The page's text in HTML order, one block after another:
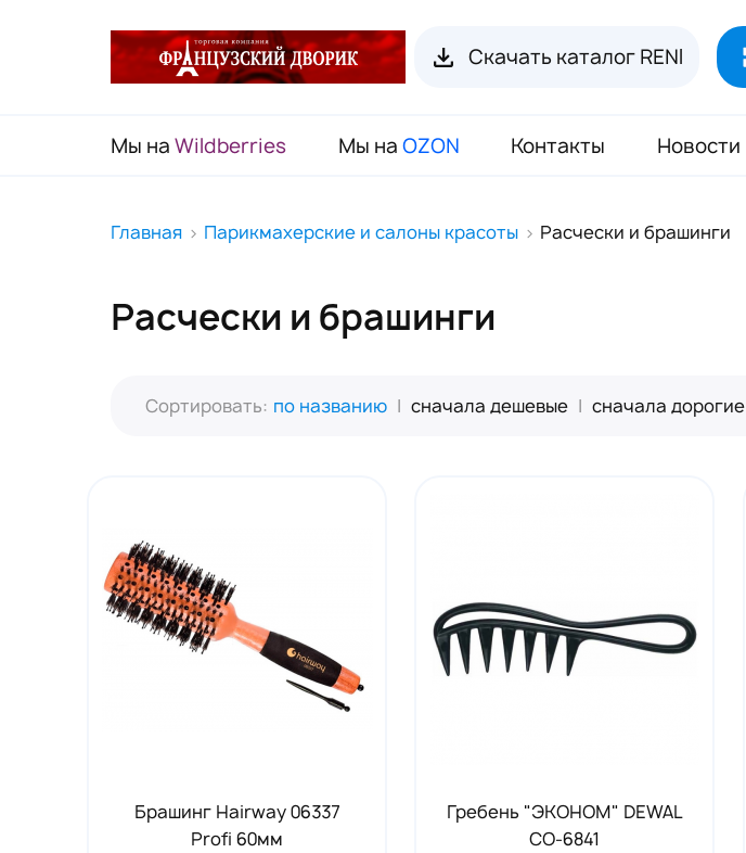
Скачать каталог RENI
Мы на Wildberries Мы на OZON Контакты Новости
RENI Каталог товаров
Органайзеры для пробников
(Подарочный чемодан)
Дезинфекция и стерилизация
Парикмахерские и салоны красоты
Расходники и хозтовары.
Блоттеры для духов RENI
Главная Парикмахерские и салоны красоты Расчески и брашинги
Расчески и брашинги
Сортировать: по названию | сначала дешевые | сначала дорогие
Брашинг Hairway 06337
Profi 60мм
Гребень "ЭКОНОМ" DEWAL
CO-6841